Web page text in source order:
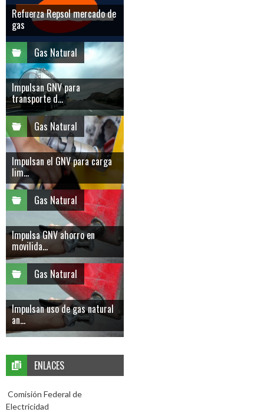
Refuerza Repsol mercado de
gas
Gas Natural
Impulsan GNV para
transporte d...
Gas Natural
Impulsan el GNV para carga
lim...
Gas Natural
Impulsa GNV ahorro en
movilida...
Gas Natural
Impulsan uso de gas natural
an...
ENLACES
Comisión Federal de
Electricidad